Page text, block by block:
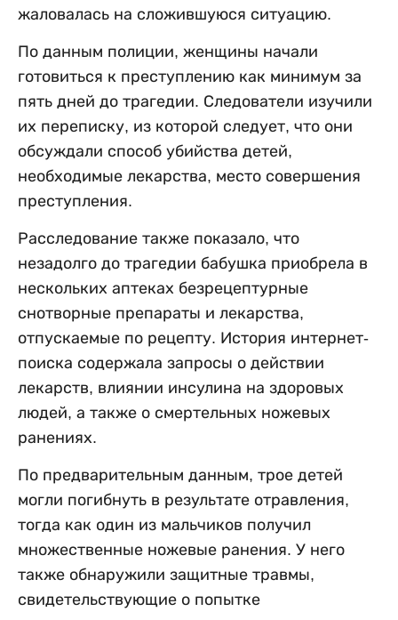
жаловалась на сложившуюся ситуацию.
По данным полиции, женщины начали
готовиться к преступлению как минимум за
пять дней до трагедии. Следователи изучили
их переписку, из которой следует, что они
обсуждали способ убийства детей,
необходимые лекарства, место совершения
преступления.
Расследование также показало, что
незадолго до трагедии бабушка приобрела в
нескольких аптеках безрецептурные
снотворные препараты и лекарства,
отпускаемые по рецепту. История интернет-
поиска содержала запросы о действии
лекарств, влиянии инсулина на здоровых
людей, а также о смертельных ножевых
ранениях.
По предварительным данным, трое детей
могли погибнуть в результате отравления,
тогда как один из мальчиков получил
множественные ножевые ранения. У него
также обнаружили защитные травмы,
свидетельствующие о попытке